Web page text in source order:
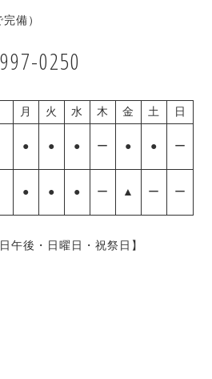
備）
0250
月 火 水 木 金 土 日
● ● ● ー ● ● ー
● ● ● ー ▲ ー ー
午後・日曜日・祝祭日】